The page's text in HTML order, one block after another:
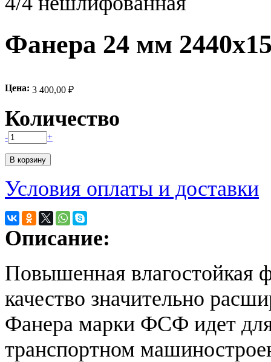
Фанера 24 мм
Цена: 3 400,00 ₽
Количество
- +
Условия оплаты и доставки
Описание:
Повышенная влагостойкая
качество значительно
Фанера марки ФСФ идет для
транспортном